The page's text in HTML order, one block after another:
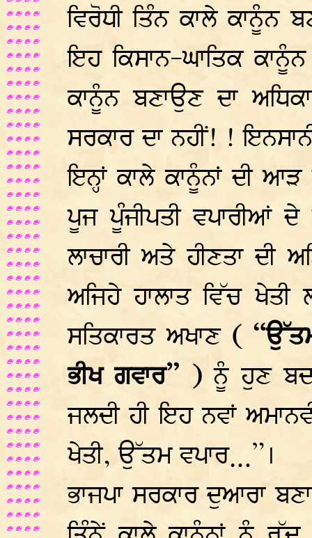
ਵਿਰੋਧੀ ਤਿੰਨ ਕਾਲੇ ਕਾਨੂੰਨ
ਇਹ ਕਿਸਾਨ-ਘਾਤਿਕ
ਕਾਨੂੰਨ ਬਣਾਉਣ ਦਾ
ਸਰਕਾਰ ਦਾ ਨਹੀਂ! !
ਇਨ੍ਹਾਂ ਕਾਲੇ ਕਾਨੂੰਨਾਂ ਦੀ
ਪੂਜ ਪੂੰਜੀਪਤੀ ਵਪਾਰੀਆਂ ਦੇ
ਲਾਚਾਰੀ ਅਤੇ ਹੀਣਤਾ ਦੀ
ਅਜਿਹੇ ਹਾਲਾਤ ਵਿੱਚ
ਸਤਿਕਾਰਤ ਅਖਾਣ (
ਭੀਖ ਗਵਾਰ” )ਨੂੰ ਹੁਣ
ਜਲਦੀ ਹੀ ਇਹ ਨਵਾਂ
ਖੇਤੀ, ਉੱਤਮ ਵਪਾਰ…”।
ਭਾਜਪਾ ਸਰਕਾਰ ਦੁਆਰਾ